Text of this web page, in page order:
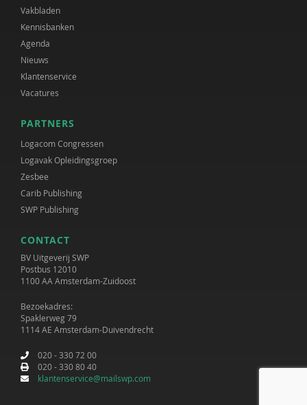
Vakbladen
Kennisbanken
Agenda
Nieuws
Klantenservice
Vacatures
PARTNERS
Logacom Congressen
Logavak Opleidingsgroep
Zesbee
Carib Publishing
SWP Publishing
CONTACT
BV Uitgeverij SWP
Postbus 12010
1100 AA Amsterdam-Zuidoost
Bezoekadres:
Spaklerweg 79
1114 AE Amsterdam-Duivendrecht
020 - 330 72 00
020 - 330 80 40
klantenservice@mailswp.com